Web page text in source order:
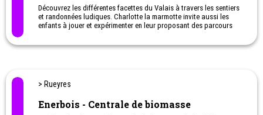
Découvrez les différentes facettes du Valais à travers les sentiers
et randonnées ludiques. Charlotte la marmotte invite aussi les
enfants à jouer et expérimenter en leur proposant des parcours
> Rueyres
Enerbois - Centrale de biomasse